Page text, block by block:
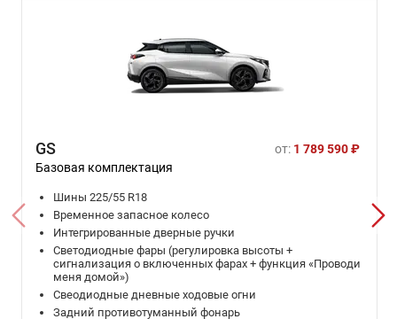
GS от: 1 789 590 ₽
Базовая комплектация
Шины 225/55 R18
Временное запасное колесо
Интегрированные дверные ручки
Светодиодные фары (регулировка высоты +
сигнализация о включенных фарах + функция «Проводи
меня домой»)
Свеодиодные дневные ходовые огни
Задний противотуманный фонарь